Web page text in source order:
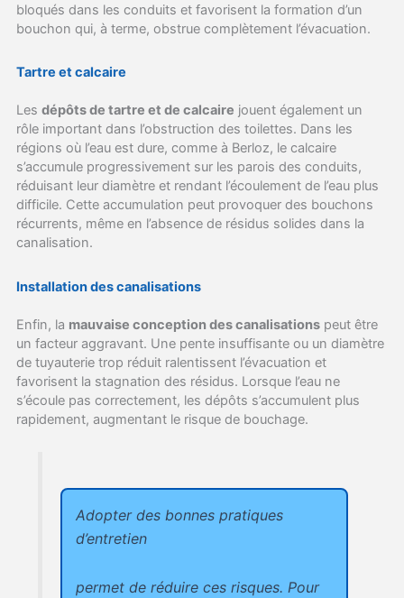
bloqués dans les conduits et favorisent la formation d’un
bouchon qui, à terme, obstrue complètement l’évacuation.
Tartre et calcaire
Les dépôts de tartre et de calcaire jouent également un
rôle important dans l’obstruction des toilettes. Dans les
régions où l’eau est dure, comme à Berloz, le calcaire
s’accumule progressivement sur les parois des conduits,
réduisant leur diamètre et rendant l’écoulement de l’eau plus
difficile. Cette accumulation peut provoquer des bouchons
récurrents, même en l’absence de résidus solides dans la
canalisation.
Installation des canalisations
Enfin, la mauvaise conception des canalisations peut être
un facteur aggravant. Une pente insuffisante ou un diamètre
de tuyauterie trop réduit ralentissent l’évacuation et
favorisent la stagnation des résidus. Lorsque l’eau ne
s’écoule pas correctement, les dépôts s’accumulent plus
rapidement, augmentant le risque de bouchage.
Adopter des bonnes pratiques
d’entretien
permet de réduire ces risques. Pour